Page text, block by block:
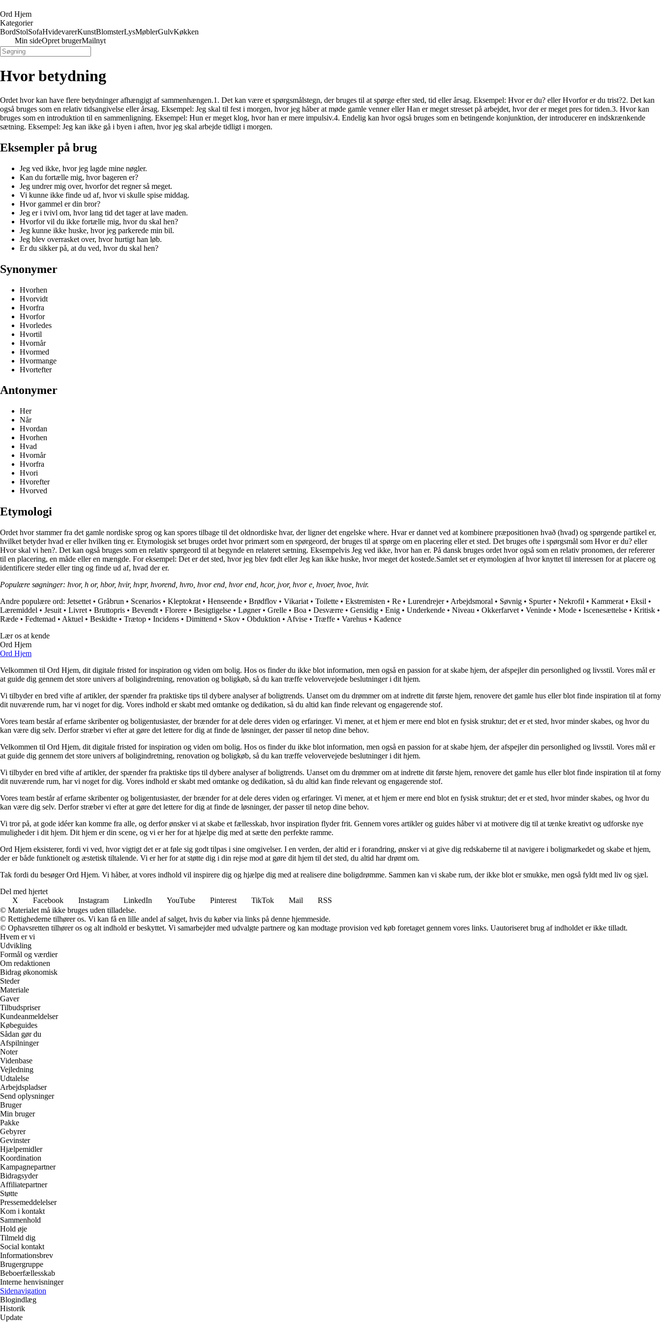
Ord Hjem
Kategorier
BordStolSofaHvidevarerKunstBlomsterLysMøblerGulvKøkken
Min sideOpret brugerMailnyt
Hvor betydning
Ordet hvor kan have flere betydninger afhængigt af sammenhængen.1. Det kan være et spørgsmålstegn, der bruges til at spørge efter sted, tid eller årsag. Eksempel: Hvor er du? eller Hvorfor er du trist?2. Det kan
også bruges som en relativ tidsangivelse eller årsag. Eksempel: Jeg skal til fest i morgen, hvor jeg håber at møde gamle venner eller Han er meget stresset på arbejdet, hvor der er meget pres for tiden.3. Hvor kan
bruges som en introduktion til en sammenligning. Eksempel: Hun er meget klog, hvor han er mere impulsiv.4. Endelig kan hvor også bruges som en betingende konjunktion, der introducerer en indskrænkende
sætning. Eksempel: Jeg kan ikke gå i byen i aften, hvor jeg skal arbejde tidligt i morgen.
Eksempler på brug
Jeg ved ikke, hvor jeg lagde mine nøgler.
Kan du fortælle mig, hvor bageren er?
Jeg undrer mig over, hvorfor det regner så meget.
Vi kunne ikke finde ud af, hvor vi skulle spise middag.
Hvor gammel er din bror?
Jeg er i tvivl om, hvor lang tid det tager at lave maden.
Hvorfor vil du ikke fortælle mig, hvor du skal hen?
Jeg kunne ikke huske, hvor jeg parkerede min bil.
Jeg blev overrasket over, hvor hurtigt han løb.
Er du sikker på, at du ved, hvor du skal hen?
Synonymer
Hvorhen
Hvorvidt
Hvorfra
Hvorfor
Hvorledes
Hvortil
Hvornår
Hvormed
Hvormange
Hvortefter
Antonymer
Her
Når
Hvordan
Hvorhen
Hvad
Hvornår
Hvorfra
Hvori
Hvorefter
Hvorved
Etymologi
Ordet hvor stammer fra det gamle nordiske sprog og kan spores tilbage til det oldnordiske hvar, der ligner det engelske where. Hvar er dannet ved at kombinere præpositionen hvað (hvad) og spørgende partikel er,
hvilket betyder hvad er eller hvilken ting er. Etymologisk set bruges ordet hvor primært som en spørgeord, der bruges til at spørge om en placering eller et sted. Det bruges ofte i spørgsmål som Hvor er du? eller
Hvor skal vi hen?. Det kan også bruges som en relativ spørgeord til at begynde en relateret sætning. Eksempelvis Jeg ved ikke, hvor han er. På dansk bruges ordet hvor også som en relativ pronomen, der refererer
til en placering, en måde eller en mængde. For eksempel: Det er det sted, hvor jeg blev født eller Jeg kan ikke huske, hvor meget det kostede.Samlet set er etymologien af hvor knyttet til interessen for at placere og
identificere steder eller ting og finde ud af, hvad der er.
Populære søgninger: hvor, h or, hbor, hvir, hvpr, hvorend, hvro, hvor end, hvor end, hcor, jvor, hvor e, hvoer, hvoe, hvir.
Andre populære ord: Jetsettet • Gråbrun • Scenarios • Kleptokrat • Henseende • Brødflov • Vikariat • Toilette • Ekstremisten • Re • Lurendrejer• Arbejdsmoral • Søvnig • Spurter• Nekrofil • Kammerat • Eksil •
Læremiddel • Jesuit • Livret • Bruttopris • Bevendt • Florere • Besigtigelse • Løgner• Grelle • Boa • Desværre • Gensidig • Enig • Underkende • Niveau • Okkerfarvet • Veninde • Mode • Iscenesættelse • Kritisk •
Ræde • Fedtemad • Aktuel • Beskidte • Trætop • Incidens • Dimittend • Skov • Obduktion • Afvise • Træffe • Varehus • Kadence
Lær os at kende
Ord Hjem
Ord Hjem
Velkommen til Ord Hjem, dit digitale fristed for inspiration og viden om bolig. Hos os finder du ikke blot information, men også en passion for at skabe hjem, der afspejler din personlighed og livsstil. Vores mål er
at guide dig gennem det store univers af boligindretning, renovation og boligkøb, så du kan træffe velovervejede beslutninger i dit hjem.
Vi tilbyder en bred vifte af artikler, der spænder fra praktiske tips til dybere analyser af boligtrends. Uanset om du drømmer om at indrette dit første hjem, renovere det gamle hus eller blot finde inspiration til at forny
dit nuværende rum, har vi noget for dig. Vores indhold er skabt med omtanke og dedikation, så du altid kan finde relevant og engagerende stof.
Vores team består af erfarne skribenter og boligentusiaster, der brænder for at dele deres viden og erfaringer. Vi mener, at et hjem er mere end blot en fysisk struktur; det er et sted, hvor minder skabes, og hvor du
kan være dig selv. Derfor stræber vi efter at gøre det lettere for dig at finde de løsninger, der passer til netop dine behov.
Velkommen til Ord Hjem, dit digitale fristed for inspiration og viden om bolig. Hos os finder du ikke blot information, men også en passion for at skabe hjem, der afspejler din personlighed og livsstil. Vores mål er
at guide dig gennem det store univers af boligindretning, renovation og boligkøb, så du kan træffe velovervejede beslutninger i dit hjem.
Vi tilbyder en bred vifte af artikler, der spænder fra praktiske tips til dybere analyser af boligtrends. Uanset om du drømmer om at indrette dit første hjem, renovere det gamle hus eller blot finde inspiration til at forny
dit nuværende rum, har vi noget for dig. Vores indhold er skabt med omtanke og dedikation, så du altid kan finde relevant og engagerende stof.
Vores team består af erfarne skribenter og boligentusiaster, der brænder for at dele deres viden og erfaringer. Vi mener, at et hjem er mere end blot en fysisk struktur; det er et sted, hvor minder skabes, og hvor du
kan være dig selv. Derfor stræber vi efter at gøre det lettere for dig at finde de løsninger, der passer til netop dine behov.
Vi tror på, at gode idéer kan komme fra alle, og derfor ønsker vi at skabe et fællesskab, hvor inspiration flyder frit. Gennem vores artikler og guides håber vi at motivere dig til at tænke kreativt og udforske nye
muligheder i dit hjem. Dit hjem er din scene, og vi er her for at hjælpe dig med at sætte den perfekte ramme.
Ord Hjem eksisterer, fordi vi ved, hvor vigtigt det er at føle sig godt tilpas i sine omgivelser. I en verden, der altid er i forandring, ønsker vi at give dig redskaberne til at navigere i boligmarkedet og skabe et hjem,
der er både funktionelt og æstetisk tiltalende. Vi er her for at støtte dig i din rejse mod at gøre dit hjem til det sted, du altid har drømt om.
Tak fordi du besøger Ord Hjem. Vi håber, at vores indhold vil inspirere dig og hjælpe dig med at realisere dine boligdrømme. Sammen kan vi skabe rum, der ikke blot er smukke, men også fyldt med liv og sjæl.
Del med hjertet
X
Facebook Instagram LinkedIn YouTube Pinterest TikTok Mail
RSS
© Materialet må ikke bruges uden tilladelse.
© Rettighederne tilhører os. Vi kan få en lille andel af salget, hvis du køber via links på denne hjemmeside.
© Ophavsretten tilhører os og alt indhold er beskyttet. Vi samarbejder med udvalgte partnere og kan modtage provision ved køb foretaget gennem vores links. Uautoriseret brug af indholdet er ikke tilladt.
Hvem er vi
Udvikling
Formål og værdier
Om redaktionen
Bidrag økonomisk
Steder
Materiale
Gaver
Tilbudspriser
Kundeanmeldelser
Købeguides
Sådan gør du
Afspilninger
Noter
Videnbase
Vejledning
Udtalelse
Arbejdspladser
Send oplysninger
Bruger
Min bruger
Pakke
Gebyrer
Gevinster
Hjælpemidler
Koordination
Kampagnepartner
Bidragsyder
Affiliatepartner
Støtte
Pressemeddelelser
Kom i kontakt
Sammenhold
Hold øje
Tilmeld dig
Social kontakt
Informationsbrev
Brugergruppe
Beboerfællesskab
Interne henvisninger
Sidenavigation
Blogindlæg
Historik
Update